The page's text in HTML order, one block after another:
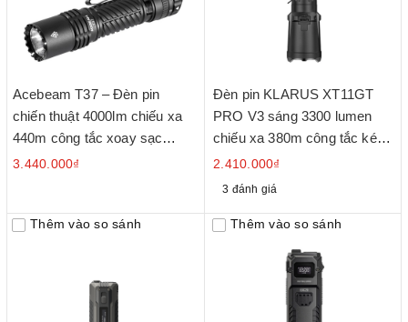
Acebeam T37 – Đèn pin
chiến thuật 4000lm chiếu xa
440m công tắc xoay sạc
USB-C
3.440.000₫
Đèn pin KLARUS XT11GT
PRO V3 sáng 3300 lumen
chiếu xa 380m công tắc kép
thế hệ 6
2.410.000₫
3 đánh giá
Thêm vào so sánh Thêm vào so sánh